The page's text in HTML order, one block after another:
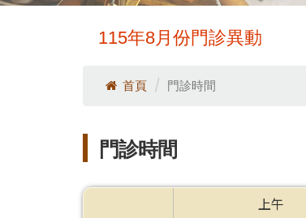
115年8月份門診異動
首頁 門診時間
門診時間
上午